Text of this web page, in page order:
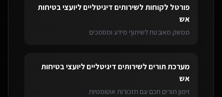
פורטל לקוחותלשירותים דיגיטליים ליועצי בטיחות
אש
ממשק מאובטח לשיתוף מידע ומסמכים
מערכת תוריםלשירותים דיגיטליים ליועצי בטיחות
אש
זימון תורים חכם עם תזכורות אוטומטיות